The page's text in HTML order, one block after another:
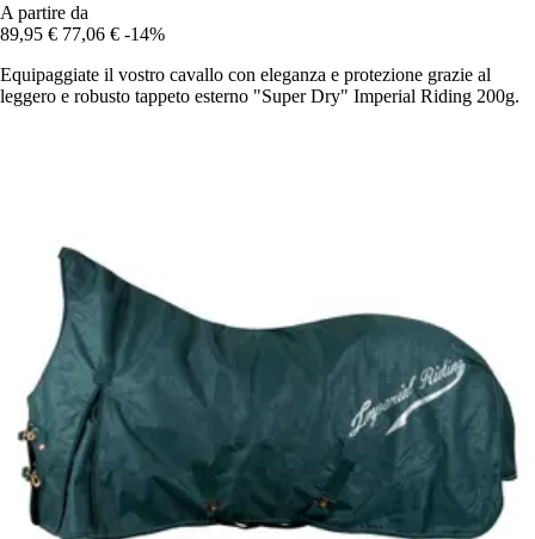
A partire da
89,95 € 77,06 € -14%
Equipaggiate il vostro cavallo con eleganza e protezione grazie al
leggero e robusto tappeto esterno "Super Dry" Imperial Riding 200g.